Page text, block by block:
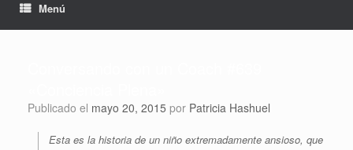
Menú
Publicado el mayo 20, 2015 por Patricia Hashuel
Esta es la historia de un niño extremadamente ansioso, que